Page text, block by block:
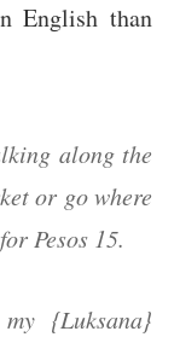
English than
along the
or go where
Pesos 15.
{Luksana}